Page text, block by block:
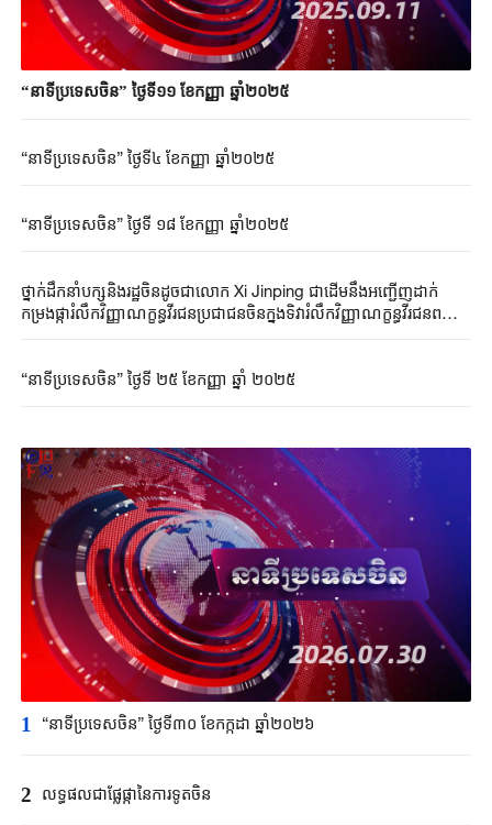
“នាទីប្រទេសចិន” ថ្ងៃទី១១ ខែកញ្ញា ឆ្នាំ២០២៥
“នាទីប្រទេសចិន” ថ្ងៃទី៤ ខែកញ្ញា ឆ្នាំ២០២៥
“នាទីប្រទេសចិន” ថ្ងៃទី ១៨ ខែកញ្ញា ឆ្នាំ២០២៥
ថ្នាក់ដឹកនាំបក្សនិងរដ្ឋចិនដូចជាលោក Xi Jinping ជាដើមនឹងអញ្ជើញដាក់
កម្រងផ្ការំលឹកវិញ្ញាណក្ខន្ធវីរជនប្រជាជនចិនក្នុងទិវារំលឹកវិញ្ញាណក្ខន្ធវីរជនពលី
“នាទីប្រទេសចិន” ថ្ងៃទី ២៥ ខែកញ្ញា ឆ្នាំ ២០២៥
1 “នាទីប្រទេសចិន” ថ្ងៃទី៣០ ខែកក្កដា ឆ្នាំ២០២៦
2 លទ្ធផលជាផ្លែផ្កានៃការទូតចិន